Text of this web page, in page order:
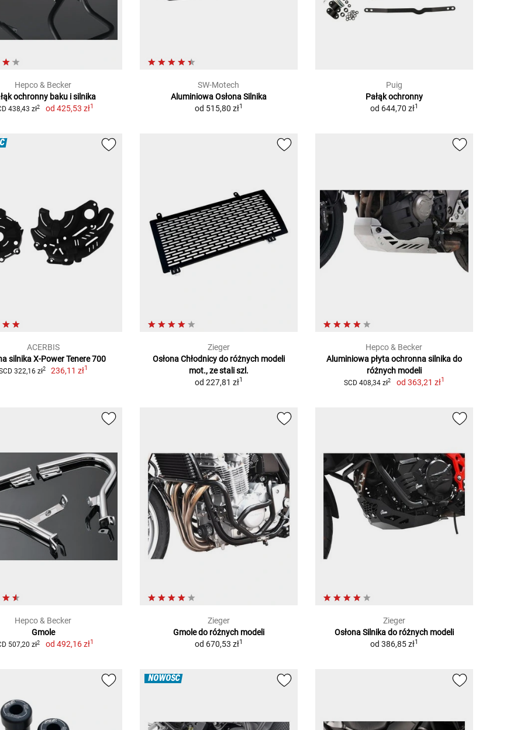
Hepco & Becker
ochronny baku i silnika
438,43 zł2 od 425,53 zł1
SW-Motech
Aluminiowa Osłona Silnika
od 515,80 zł1
Puig
Pałąk ochronny
od 644,70 zł1
ACERBIS
silnika X-Power Tenere 700
322,16 zł2 236,11 zł1
Zieger
Osłona Chłodnicy do różnych modeli
mot., ze stali szl.
od 227,81 zł1
Hepco & Becker
Aluminiowa płyta ochronna silnika do
różnych modeli
SCD 408,34 zł2 od 363,21 zł1
Hepco & Becker
Gmole
507,20 zł2 od 492,16 zł1
Zieger
Gmole do różnych modeli
od 670,53 zł1
Zieger
Osłona Silnika do różnych modeli
od 386,85 zł1
NOWOŚĆ